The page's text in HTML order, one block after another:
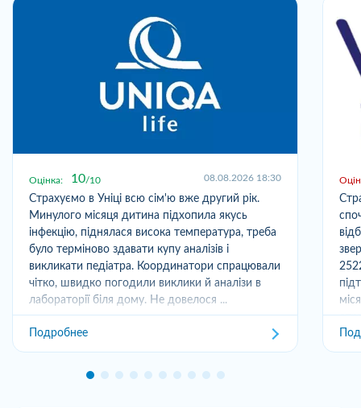
Оцінка: 10 10 08.08.2026 18:30
Страхуємо в Уніці всю сім'ю вже другий рік.
Минулого місяця дитина підхопила якусь
інфекцію, піднялася висока температура, треба
було терміново здавати купу аналізів і
викликати педіатра. Координатори спрацювали
чітко, швидко погодили виклики й аналізи в
лабораторії біля дому. Не довелося ...
Подробнее